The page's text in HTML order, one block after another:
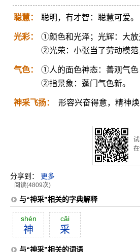
聪慧： 聪明，有才智：聪慧可爱。
光彩：
①颜色和光泽；光辉：大放
②光荣：小张当了劳动模范
气色：
①人的面色神态：善观气色
②指景象：蓬门气色新。
神采飞扬： 形容兴奋得意，精神焕
分享到： 更多
阅读(4809次)
与“神采”相关的字典解释
shén
神
căi
采
与“神采”相关的词语